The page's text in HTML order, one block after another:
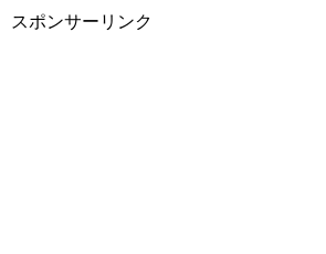
スポンサーリンク